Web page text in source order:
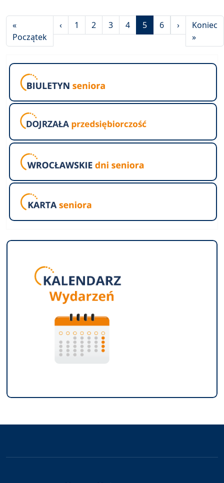
Stronicowanie
«
Początek Pierwsza strona
‹Poprzednia strona
1 2 3 4 5 6 ›Następna
Koniec
»